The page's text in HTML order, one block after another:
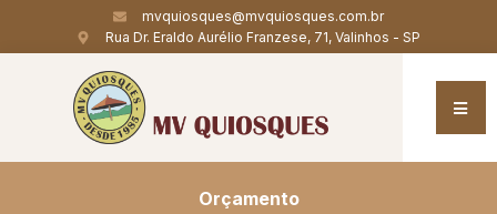
mvquiosques@mvquiosques.com.br
Rua Dr. Eraldo Aurélio Franzese, 71, Valinhos - SP
Orçamento